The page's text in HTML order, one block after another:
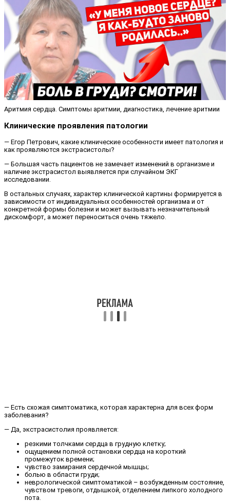
Аритмия сердца. Симптомы аритмии, диагностика, лечение аритмии
Клинические проявления патологии
— Егор Петрович, какие клинические особенности имеет патология и
как проявляются экстрасистолы?
— Большая часть пациентов не замечает изменений в организме и
наличие экстрасистол выявляется при случайном ЭКГ
исследовании.
В остальных случаях, характер клинической картины формируется в
зависимости от индивидуальных особенностей организма и от
конкретной формы болезни и может вызывать незначительный
дискомфорт, а может переноситься очень тяжело.
— Есть схожая симптоматика, которая характерна для всех форм
заболевания?
— Да, экстрасистолия проявляется:
резкими толчками сердца в грудную клетку;
ощущением полной остановки сердца на короткий
промежуток времени;
чувство замирания сердечной мышцы;
болью в области груди;
неврологической симптоматикой – возбужденным состояние,
чувством тревоги, отдышкой, отделением липкого холодного
пота.